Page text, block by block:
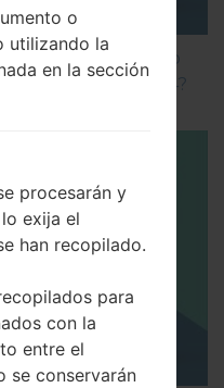
en el teléfono
LG Flash Tool 2014?
o
utilizando la
en la sección
procesarán y
exija el
han recopilado.
para
con la
entre el
se conservarán